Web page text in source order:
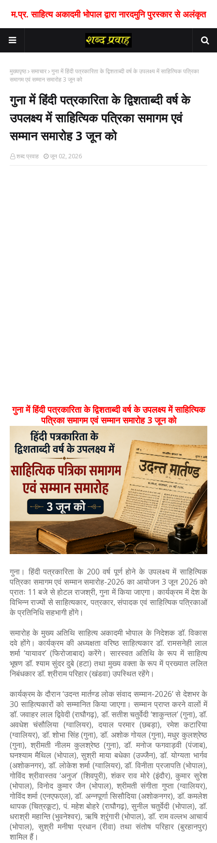
म.प्र. साहित्य अकादमी भोपाल द्वारा नारदमुनि पुरस्कार से अलंकृत
मुख्यपृष्ठ समाचार गुना में हिंदी पत्रकारिता के द्विशताब्दी वर्ष के उपलक्ष्य में साहित्यिक पत्रिका
समागम एवं सम्मान समारोह 3 जून को
गुना में हिंदी पत्रकारिता के द्विशताब्दी वर्ष के
उपलक्ष्य में साहित्यिक पत्रिका समागम एवं
सम्मान समारोह 3 जून को
शब्द प्रवाह जून 02, 2026
गुना में हिंदी पत्रकारिता के द्विशताब्दी वर्ष के उपलक्ष्य में साहित्यिक
पत्रिका समागम एवं सम्मान समारोह 3 जून को
गुना। हिंदी पत्रकारिता के 200 वर्ष पूर्ण होने के उपलक्ष्य में साहित्यिक
पत्रिका समागम एवं सम्मान समारोह-2026 का आयोजन 3 जून 2026 को
प्रातः 11 बजे से होटल राजश्री, गुना में किया जाएगा। कार्यक्रम में देश के
विभिन्न राज्यों से साहित्यकार, पत्रकार, संपादक एवं साहित्यिक पत्रिकाओं
के प्रतिनिधि सहभागी होंगे।
समारोह के मुख्य अतिथि साहित्य अकादमी भोपाल के निदेशक डॉ. विकास
दवे होंगे। कार्यक्रम की अध्यक्षता वरिष्ठ साहित्यकार डॉ. रामसनेही लाल
शर्मा ‘यायावर’ (फिरोजाबाद) करेंगे। सारस्वत अतिथि के रूप में साहित्य
भूषण डॉ. श्याम सुंदर दुबे (हटा) तथा मुख्य वक्ता के रूप में प्रख्यात ललित
निबंधकार डॉ. श्रीराम परिहार (खंडवा) उपस्थित रहेंगे।
कार्यक्रम के दौरान ‘उदन्त मार्तण्ड लोक संवाद सम्मान-2026’ से देशभर के
30 साहित्यकारों को सम्मानित किया जाएगा। सम्मान प्राप्त करने वालों में
डॉ. जवाहर लाल द्विवेदी (राघौगढ़), डॉ. सतीश चतुर्वेदी ‘शाकुन्तल’ (गुना), डॉ.
अवधेश चंसौलिया (ग्वालियर), दयाल परमार (छबड़ा), रमेश कटारिया
(ग्वालियर), डॉ. शोभा सिंह (गुना), डॉ. अशोक गोयल (गुना), मधुर कुलश्रेष्ठ
(गुना), श्रीमती नीलम कुलश्रेष्ठ (गुना), डॉ. मनोज फगवाड़वी (पंजाब),
घनश्याम मैथिल (भोपाल), सुश्री माया बधेका (उज्जैन), डॉ. योग्यता भार्गव
(अशोकनगर), डॉ. लोकेश शर्मा (ग्वालियर), डॉ. विनीता प्रजापति (भोपाल),
गोविंद श्रीवास्तव ‘अनुज’ (शिवपुरी), शंकर राव मोरे (इंदौर), कुमार सुरेश
(भोपाल), विनोद कुमार जैन (भोपाल), श्रीमती संगीता गुप्ता (ग्वालियर),
गोविंद शर्मा (एनएफएल), डॉ. अन्नपूर्णा सिसौदिया (अशोकनगर), डॉ. कमलेश
थापक (चित्रकूट), पं. महेश बोहरे (राघौगढ़), सुनील चतुर्वेदी (भोपाल), डॉ.
धराश्री महान्ति (भुवनेश्वर), ऋषि श्रृंगारी (भोपाल), डॉ. राम वल्लभ आचार्य
(भोपाल), सुश्री मनीषा प्रधान (रीवा) तथा संतोष परिहार (बुरहानपुर)
शामिल हैं।